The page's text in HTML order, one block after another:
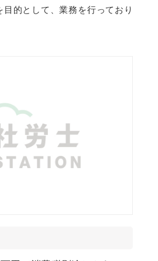
目的として、業務を行っており